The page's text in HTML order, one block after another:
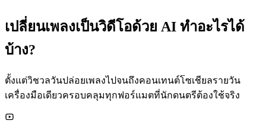
เปลี่ยนเพลงเป็นวิดีโอด้วย AI ทำอะไรได้
บ้าง?
ตั้งแต่วิชวลวันปล่อยเพลงไปจนถึงคอนเทนต์โซเชียลรายวัน
เครื่องมือเดียวครอบคลุมทุกฟอร์แมตที่นักดนตรีต้องใช้จริง